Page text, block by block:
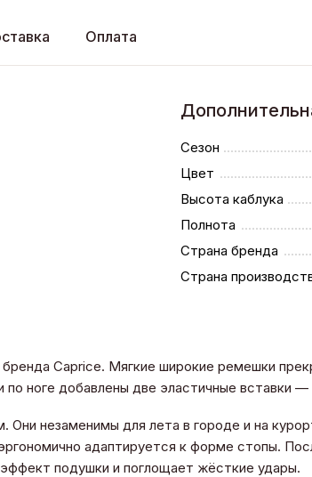
Оплата
Сезон
Цвет
Высота каблука
Полнота
Страна бренда
Страна
Caprice. Мягкие широкие ремешки
ноге добавлены две эластичные вставки
незаменимы для лета в городе и на
адаптируется к форме стопы.
подушки и поглощает жёсткие удары.